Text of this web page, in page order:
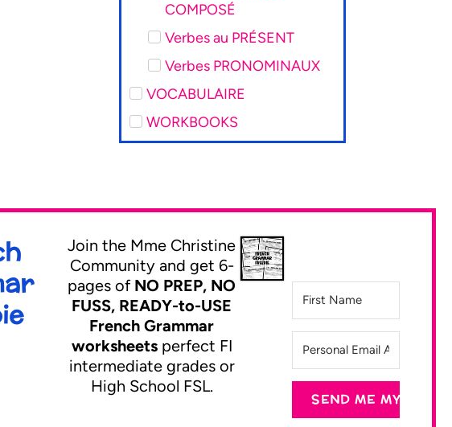
COMPOSÉ
Verbes au PRÉSENT
Verbes PRONOMINAUX
VOCABULAIRE
WORKBOOKS
Join the Mme Christine
Community and get 6-
pages of NO PREP, NO
FUSS, READY-to-USE
French Grammar
worksheetsperfect FI
intermediate grades or
High School FSL.
SEND ME MY